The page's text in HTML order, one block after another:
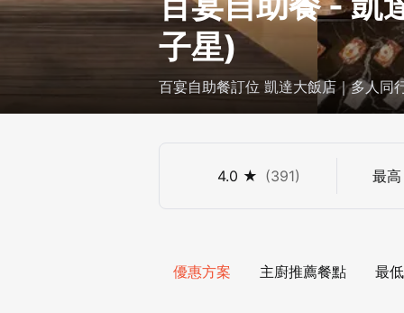
子星)
百宴自助餐訂位 凱達大飯店｜多人同
15% 折扣
4.0 ★ (391) 最
優惠方案 主廚推薦餐點 最